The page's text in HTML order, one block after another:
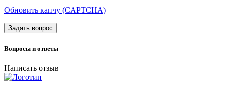
Обновить капчу (CAPTCHA)
Задать вопрос
Вопросы и ответы
Написать отзыв